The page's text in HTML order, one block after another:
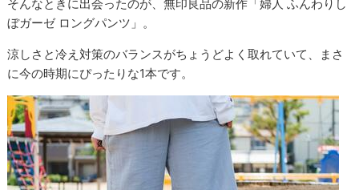
そんなときに出会ったのが、無印良品の新作「婦人 ふんわりし
ぼガーゼ ロングパンツ」。
涼しさと冷え対策のバランスがちょうどよく取れていて、まさ
に今の時期にぴったりな1本です。